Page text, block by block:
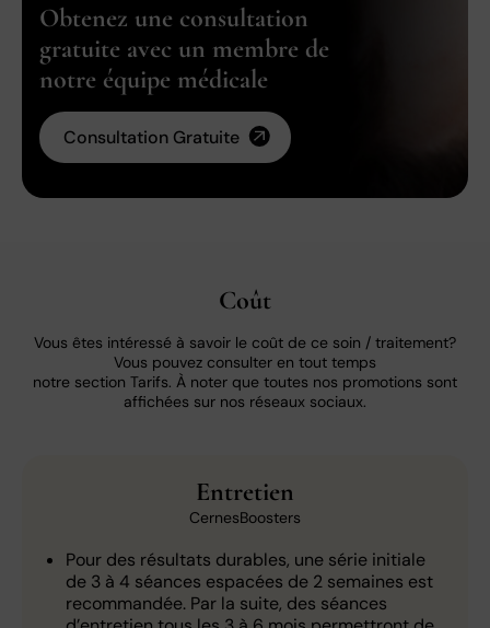
Obtenez une consultation
gratuite avec un membre de
notre équipe médicale
Consultation Gratuite
Coût
Vous êtes intéressé à savoir le coût de ce soin / traitement?
Vous pouvez consulter en tout temps
notre section Tarifs. À noter que toutes nos promotions sont
affichées sur nos réseaux sociaux.
Entretien
CernesBoosters
Pour des résultats durables, une série initiale
de 3 à 4 séances espacées de 2 semaines est
recommandée. Par la suite, des séances